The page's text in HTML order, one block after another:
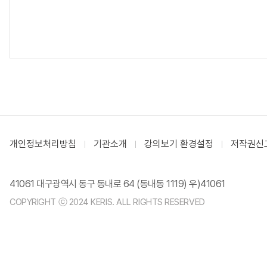
개인정보처리방침 기관소개 강의보기 환경설정 저작권신
41061 대구광역시 동구 동내로 64 (동내동 1119) 우)41061
COPYRIGHT ⓒ 2024 KERIS. ALL RIGHTS RESERVED